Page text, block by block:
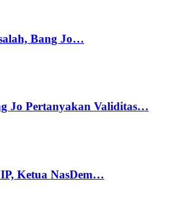
Bang Jo…
Jo Pertanyakan Validitas…
Ketua NasDem…